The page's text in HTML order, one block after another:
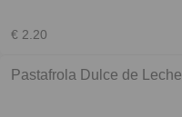
€ 2.20
Pastafrola Dulce de Leche